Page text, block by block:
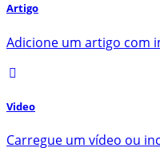
Artigo
Adicione um artigo com
Video
Carregue um vídeo ou